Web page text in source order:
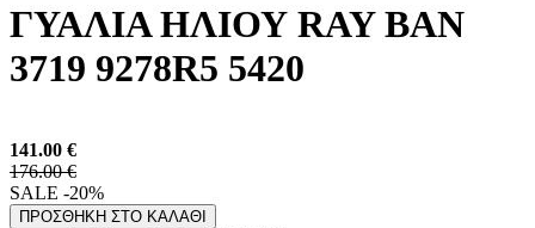
ΓΥΑΛΙΑ ΗΛΙΟΥ RAY BAN
3719 9278R5 5420
141.00 €
176.00 €
SALE -20%
ΠΡΟΣΘΗΚΗ ΣΤΟ ΚΑΛΑΘΙ